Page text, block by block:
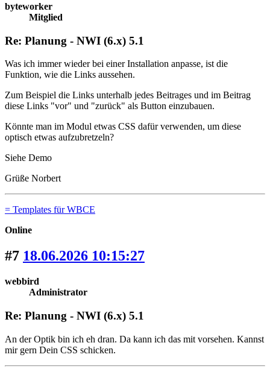
byteworker
Mitglied
Re: Planung - NWI (6.x) 5.1
Was ich immer wieder bei einer Installation anpasse, ist die
Funktion, wie die Links aussehen.
Zum Beispiel die Links unterhalb jedes Beitrages und im Beitrag
diese Links "vor" und "zurück" als Button einzubauen.
Könnte man im Modul etwas CSS dafür verwenden, um diese
optisch etwas aufzubretzeln?
Siehe Demo
Grüße Norbert
= Templates für WBCE
Online
#7 18.06.2026 10:15:27
webbird
Administrator
Re: Planung - NWI (6.x) 5.1
An der Optik bin ich eh dran. Da kann ich das mit vorsehen. Kannst
mir gern Dein CSS schicken.